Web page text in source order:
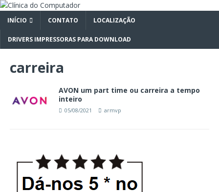
INÍCIO CONTATO LOCALIZAÇÃO
DRIVERS IMPRESSORAS PARA DOWNLOAD
carreira
AVON um part time ou carreira a tempo
inteiro
05/08/2021 armvp